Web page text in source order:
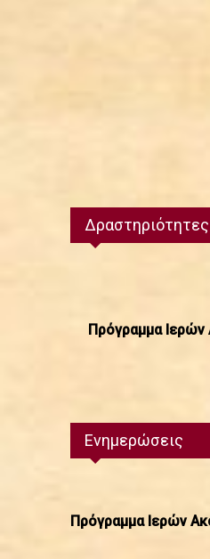
Δραστηριότητες
Πρόγραμμα
Ενημερώσεις
Πρόγραμμα Ιερών